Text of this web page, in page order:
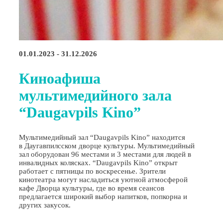
01.01.2023 - 31.12.2026
Киноафиша
мультимедийного зала
“Daugavpils Kino”
Мультимедийный зал “Daugavpils Kino” находится
в Даугавпилсском дворце культуры. Мультимедийный
зал оборудован 96 местами и 3 местами для людей в
инвалидных колясках. “Daugavpils Kino” открыт
работает с пятницы по воскресенье. Зрители
кинотеатра могут насладиться уютной атмосферой
кафе Дворца культуры, где во время сеансов
предлагается широкий выбор напитков, попкорна и
других закусок.